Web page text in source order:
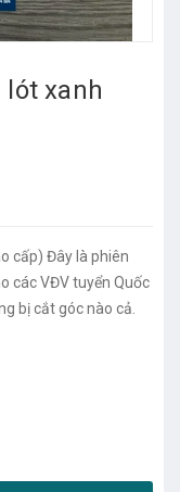
lót xanh
cấp) Đây là phiên
các VĐV tuyển Quốc
bị cắt góc nào cả.